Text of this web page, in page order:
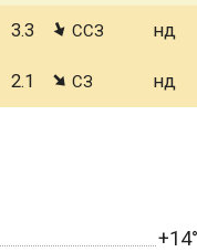
3.3 ССЗ нд
2.1 СЗ нд
+14°